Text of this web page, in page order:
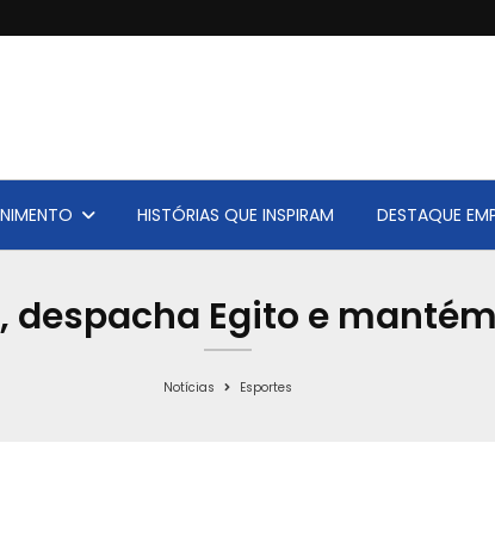
HISTÓRIAS QUE INSPIRAM DESTAQUE
Egito e
Notícias Esportes